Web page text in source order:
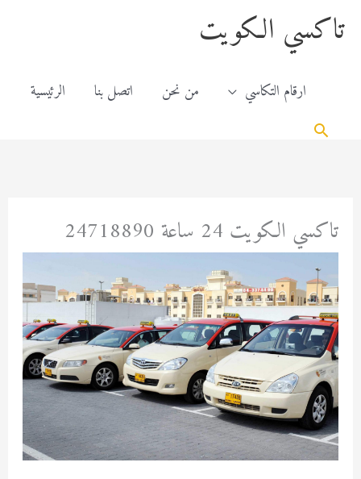
content
تخطيتاكسي الكويت
ارقام التكاسي من نحن اتصل بنا الرئيسية
البحث
تاكسي الكويت 24 ساعة 24718890